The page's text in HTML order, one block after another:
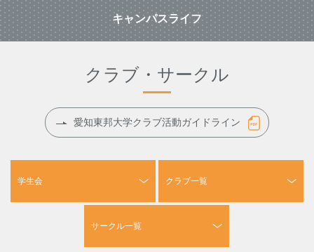
キャンパスライフ
クラブ・サークル
愛知東邦大学クラブ活動ガイドライン
学生会 クラブ一覧
サークル一覧